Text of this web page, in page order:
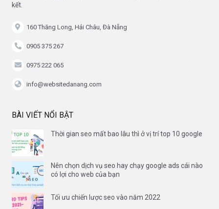
kết.
160 Thăng Long, Hải Châu, Đà Nẵng
0905 375 267
0975 222 065
info@websitedanang.com
BÀI VIẾT NỔI BẬT
Thời gian seo mất bao lâu thì ở vị trí top 10 google
Nên chọn dịch vụ seo hay chạy google ads cái nào
có lợi cho web của bạn
Tối ưu chiến lược seo vào năm 2022